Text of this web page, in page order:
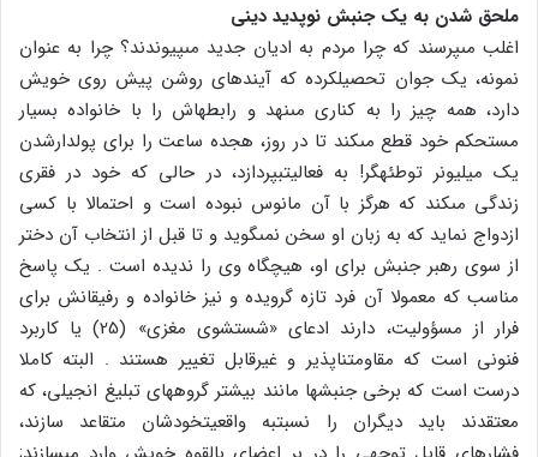
ملحق شدن به یک جنبش نوپدید دینى
اغلب مى‏پرسند که چرا مردم به ادیان جدید مى‏پیوندند؟ چرا به عنوان
نمونه، یک جوان تحصیل‏کرده که آینده‏اى روشن پیش روى خویش
دارد، همه چیز را به کنارى مى‏نهد و رابطه‏اش را با خانواده بسیار
مستحکم خود قطع مى‏کند تا در روز، هجده ساعت را براى پول‏دارشدن
یک میلیونر توطئه‏گر! به فعالیت‏بپردازد، در حالى که خود در فقرى
زندگى مى‏کند که هرگز با آن مانوس نبوده است و احتمالا با کسى
ازدواج نماید که به زبان او سخن نمى‏گوید و تا قبل از انتخاب آن دختر
از سوى رهبر جنبش براى او، هیچ‏گاه وى را ندیده است . یک پاسخ
مناسب که معمولا آن فرد تازه گرویده و نیز خانواده و رفیقانش براى
فرار از مسؤولیت، دارند ادعاى «شستشوى مغزى‏» (25) یا کاربرد
فنونى است که مقاومت‏ناپذیر و غیرقابل تغییر هستند . البته کاملا
درست است که برخى جنبش‏ها مانند بیشتر گروه‏هاى تبلیغ انجیلى، که
معتقدند باید دیگران را نسبت‏به واقعیت‏خودشان متقاعد سازند،